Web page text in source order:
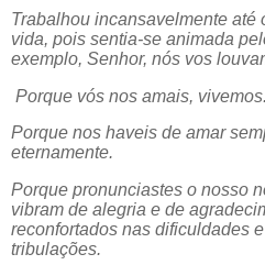
Trabalhou incansavelmente até
vida, pois sentia-se animada
exemplo, Senhor, nós vos
Porque vós nos amais, vivemos.
Porque nos haveis de amar
eternamente.
Porque pronunciastes o nosso
vibram de alegria e de
reconfortados nas dificuldades
tribulações.